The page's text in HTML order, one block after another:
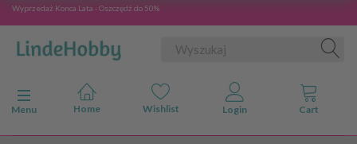
Wyprzedaż Konca Lata - Oszczędź do 50%
Przełącz nawigację
Menu